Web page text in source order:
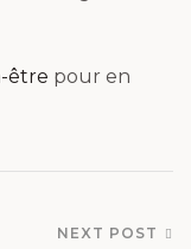
être pour en
NEXT POST